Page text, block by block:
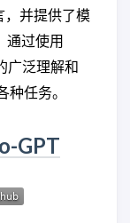
，并提供了模
通过使用
广泛理解和
任务。
GPT